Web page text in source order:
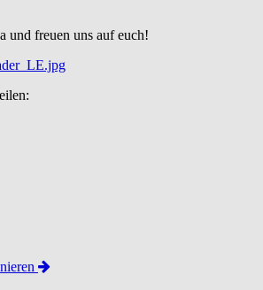
und freuen uns auf euch!